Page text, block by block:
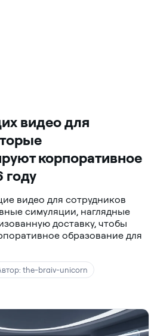
видео для
корпоративное
году
видео для сотрудников
симуляции, наглядные
доставку, чтобы
образование для
the-braiv-unicorn